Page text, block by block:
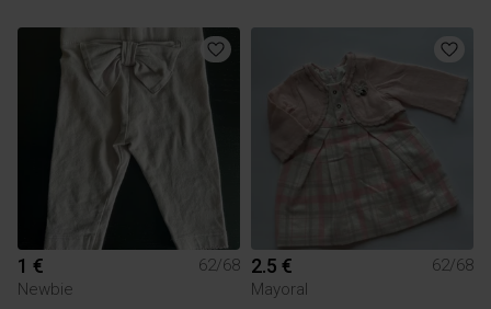
1 €
62/68
Newbie
2.5 €
62/68
Mayoral